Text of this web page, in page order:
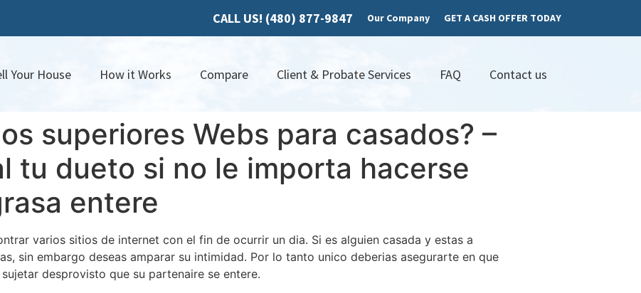
CALL US! (480) 877-9847 Our Company GET A CASH OFFER TODAY
Your House How it Works Compare Client & Probate Services FAQ Contact us
superiores Webs para casados? –
tu dueto si no le importa hacerse
entere
varios sitios de internet con el fin de ocurrir un dia. Si es alguien casada y estas a
sin embargo deseas amparar su intimidad. Por lo tanto unico deberias asegurarte en que
desprovisto que su partenaire se entere.